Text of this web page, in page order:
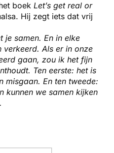
boek Let’s get real or
Hij zegt iets dat vrij
je samen. En in elke
verkeerd. Als er in onze
gaan, zou ik het fijn
Ten eerste: het is
misgaan. En ten tweede:
kunnen we samen kijken